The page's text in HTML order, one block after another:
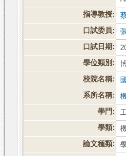
指導教授:
口試委員:
口試日期:
學位類別:
校院名稱:
系所名稱:
學門:
學類:
論文種類: